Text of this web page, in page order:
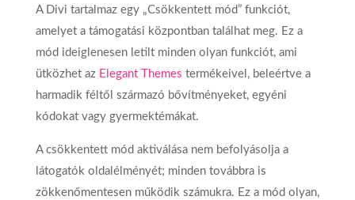
A Divi tartalmaz egy „Csökkentett mód” funkciót,
amelyet a támogatási központban találhat meg. Ez a
mód ideiglenesen letilt minden olyan funkciót, ami
ütközhet az Elegant Themes termékeivel, beleértve a
harmadik féltől származó bővítményeket, egyéni
kódokat vagy gyermektémákat.
A csökkentett mód aktiválása nem befolyásolja a
látogatók oldalélményét; minden továbbra is
zökkenőmentesen működik számukra. Ez a mód olyan,